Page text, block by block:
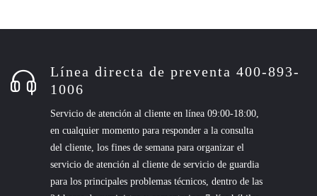
Línea directa de preventa 400-893-
1006
Servicio de atención al cliente en línea 09:00-18:00,
en cualquier momento para responder a la consulta
del cliente, los fines de semana para organizar el
servicio de atención al cliente de servicio de guardia
para los principales problemas técnicos, dentro de las